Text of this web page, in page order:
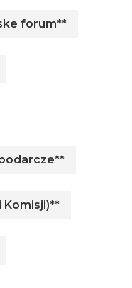
forum**
Komisji)**